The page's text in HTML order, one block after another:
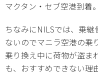
マクタン・セブ空港到着。
ちなみにNILSでは、乗
ないのでマニラ空港の乗
乗り換え中に荷物が盗ま
も、おすすめできない理